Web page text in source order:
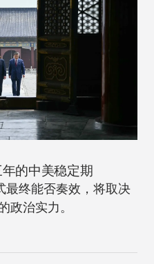
的中美稳定期
最终能否奏效，将取决
政治实力。